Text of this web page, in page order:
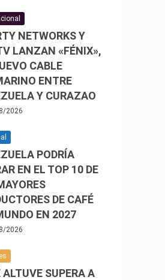
NETWORKS Y
LANZAN «FÉNIX»,
CABLE
ENTRE
Y CURAZAO
2026
PODRÍA
EN EL TOP 10 DE
DE CAFÉ
EN 2027
2026
ALTUVE SUPERA A